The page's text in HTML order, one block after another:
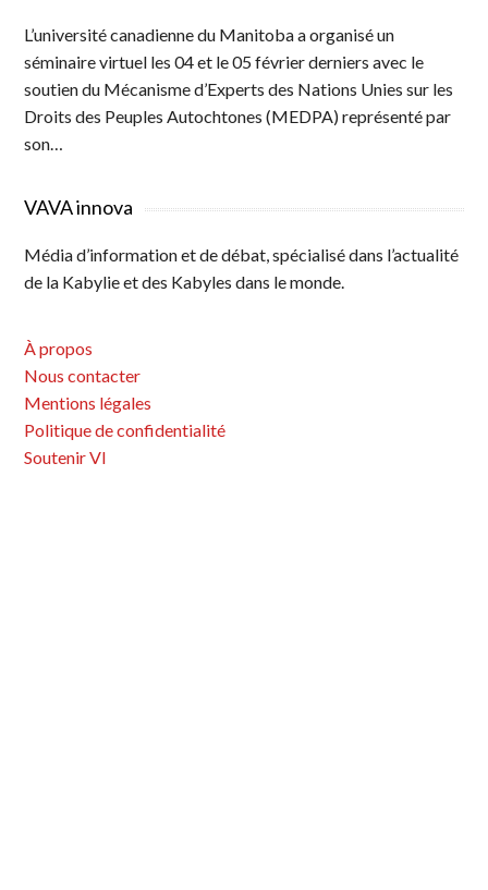
L’université canadienne du Manitoba a organisé un
séminaire virtuel les 04 et le 05 février derniers avec le
soutien du Mécanisme d’Experts des Nations Unies sur les
Droits des Peuples Autochtones (MEDPA) représenté par
son…
VAVA innova
Média d’information et de débat, spécialisé dans l’actualité
de la Kabylie et des Kabyles dans le monde.
À propos
Nous contacter
Mentions légales
Politique de confidentialité
Soutenir VI